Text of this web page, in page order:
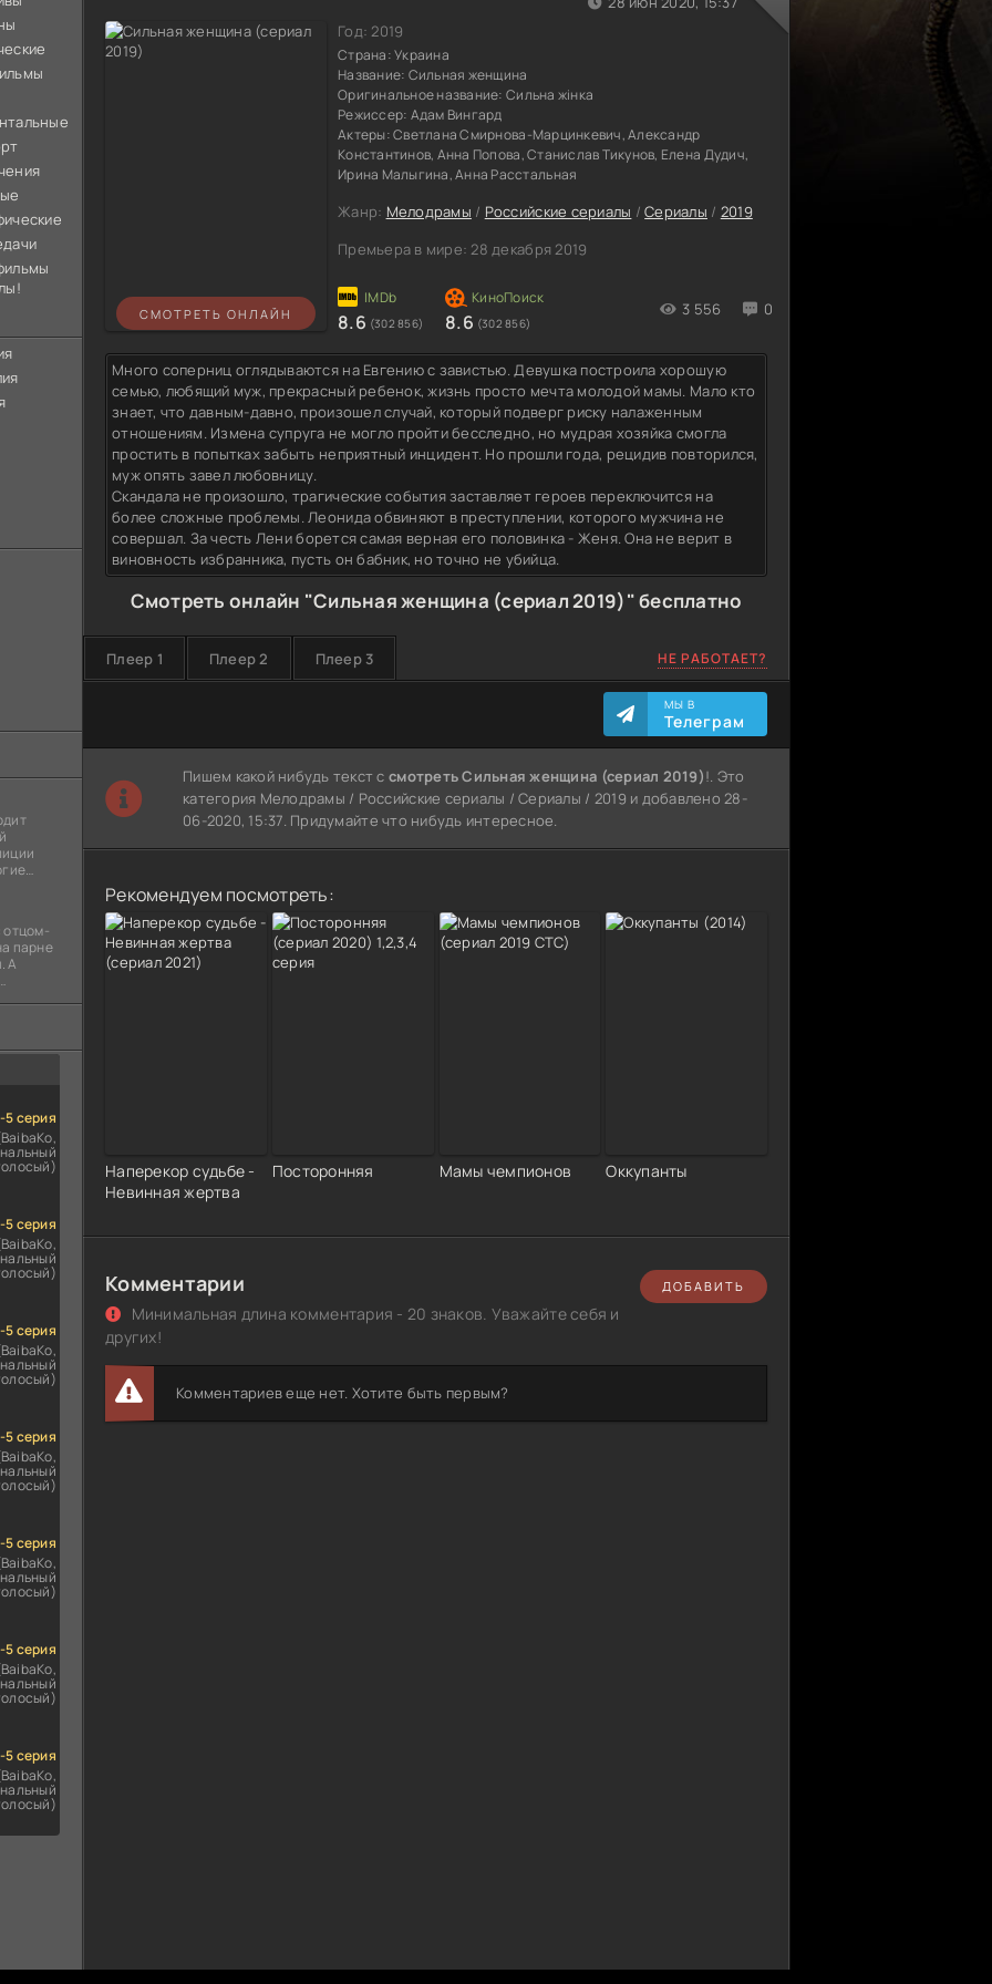
отцом-
парне
А
5 серия
5 серия
5 серия
5 серия
5 серия
5 серия
5 серия
СМОТРЕТЬ ОНЛАЙН
Год:2019
Страна:Украина
Название: Сильная женщина
Оригинальное название: Сильна жінка
Режиссер: Адам Вингард
Актеры:Светлана Смирнова-Марцинкевич, Александр
Константинов, Анна Попова, Станислав Тикунов, Елена Дудич,
Ирина Малыгина, Анна Расстальная
Жанр: Мелодрамы / Российские сериалы /Сериалы / 2019
Премьера в мире: 28 декабря 2019
8.6 (302 856) 8.6 (302 856)
3 556 0
Много соперниц оглядываются на Евгению с завистью. Девушка построила хорошую
семью, любящий муж, прекрасный ребенок, жизнь просто мечта молодой мамы. Мало кто
знает, что давным-давно, произошел случай, который подверг риску налаженным
отношениям. Измена супруга не могло пройти бесследно, но мудрая хозяйка смогла
простить в попытках забыть неприятный инцидент. Но прошли года, рецидив повторился,
муж опять завел любовницу.
Скандала не произошло, трагические события заставляет героев переключится на
более сложные проблемы. Леонида обвиняют в преступлении, которого мужчина не
совершал. За честь Лени борется самая верная его половинка - Женя. Она не верит в
виновность избранника, пусть он бабник, но точно не убийца.
Смотреть онлайн "Сильная женщина (сериал 2019)" бесплатно
Плеер 1 Плеер 2 Плеер 3 НЕ РАБОТАЕТ?
МЫ В
Телеграм
Пишем какой нибудь текст ссмотреть Сильная женщина (сериал 2019)!. Это
категория Мелодрамы / Российские сериалы / Сериалы / 2019 и добавлено 28-
06-2020, 15:37. Придумайте что нибудь интересное.
Рекомендуем посмотреть:
Наперекор судьбе -
Невинная жертва
Посторонняя Мамы чемпионов Оккупанты
Комментарии
Минимальная длина комментария - 20 знаков. Уважайте себя и
других!
ДОБАВИТЬ
Комментариев еще нет. Хотите быть первым?